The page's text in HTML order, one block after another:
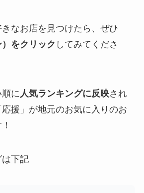
なお店を見つけたら、ぜひ
をクリック してみてくださ
に人気ランキングに反映され
援」が地元のお気に入りのお
下記